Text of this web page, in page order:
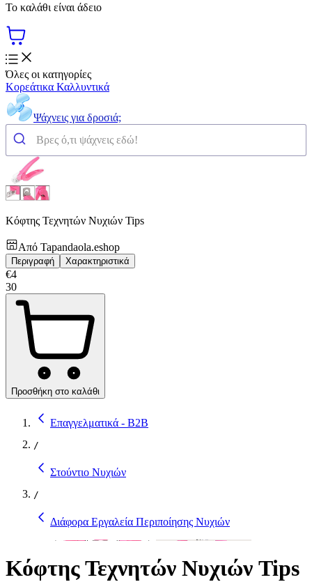
Το καλάθι είναι άδειο
Όλες οι κατηγορίες
Κορεάτικα Καλλυντικά
Ψάχνεις για δροσιά;
Κόφτης Τεχνητών Νυχιών Tips
Από Tapandaola.eshop
Περιγραφή Χαρακτηριστικά
€4
30
Προσθήκη στο καλάθι
Επαγγελματικά - B2B
/
Στούντιο Νυχιών
/
Διάφορα Εργαλεία Περιποίησης Νυχιών
Κόφτης Τεχνητών Νυχιών Tips